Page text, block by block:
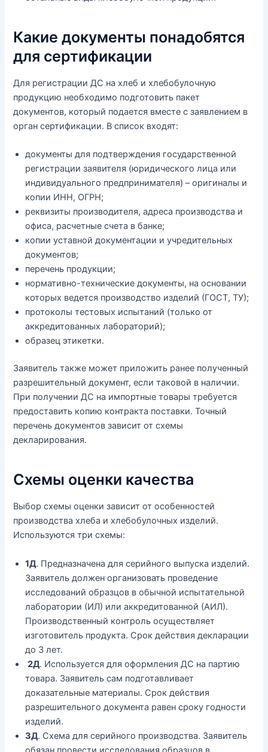
Какие документы понадобятся
для сертификации
Для регистрации ДС на хлеб и хлебобулочную
продукцию необходимо подготовить пакет
документов, который подается вместе с заявлением в
орган сертификации. В список входят:
документы для подтверждения государственной
регистрации заявителя (юридического лица или
индивидуального предпринимателя) – оригиналы и
копии ИНН, ОГРН;
реквизиты производителя, адреса производства и
офиса, расчетные счета в банке;
копии уставной документации и учредительных
документов;
перечень продукции;
нормативно-технические документы, на основании
которых ведется производство изделий (ГОСТ, ТУ);
протоколы тестовых испытаний (только от
аккредитованных лабораторий);
образец этикетки.
Заявитель также может приложить ранее полученный
разрешительный документ, если таковой в наличии.
При получении ДС на импортные товары требуется
предоставить копию контракта поставки. Точный
перечень документов зависит от схемы
декларирования.
Схемы оценки качества
Выбор схемы оценки зависит от особенностей
производства хлеба и хлебобулочных изделий.
Используются три схемы:
1Д. Предназначена для серийного выпуска изделий.
Заявитель должен организовать проведение
исследований образцов в обычной испытательной
лаборатории (ИЛ) или аккредитованной (АИЛ).
Производственный контроль осуществляет
изготовитель продукта. Срок действия декларации
до 3 лет.
2Д. Используется для оформления ДС на партию
товара. Заявитель сам подготавливает
доказательные материалы. Срок действия
разрешительного документа равен сроку годности
изделий.
3Д. Схема для серийного производства. Заявитель